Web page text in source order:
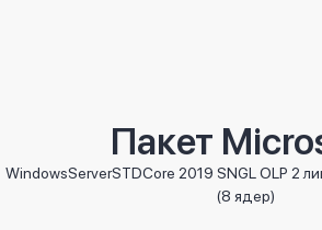
Июль 2023
Менеджер проекта:Рагим Зоданов
Пакет
WindowsServerSTDCore 2019 SNGL OLP 2
(8 ядер)